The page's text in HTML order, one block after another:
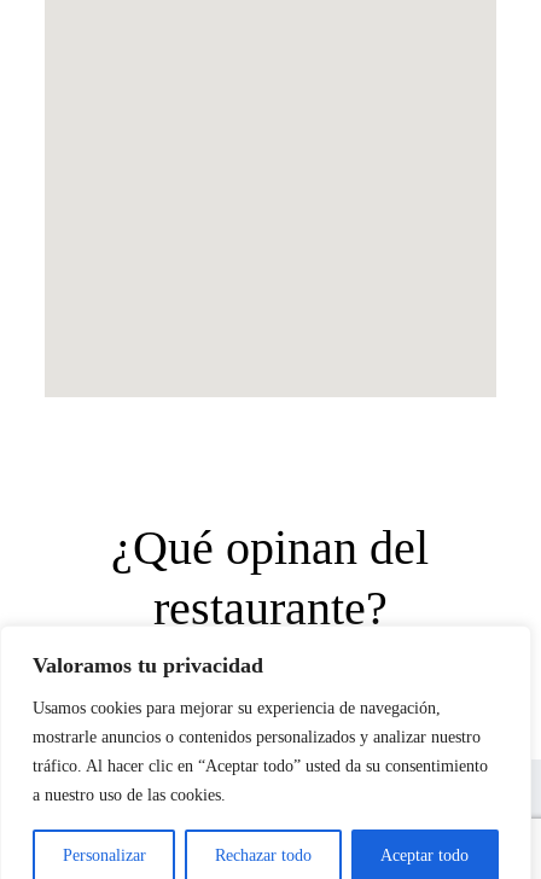
Valoramos tu privacidad
Usamos cookies para mejorar su experiencia de navegación,
mostrarle anuncios o contenidos personalizados y analizar nuestro
tráfico. Al hacer clic en “Aceptar todo” usted da su consentimiento
a nuestro uso de las cookies.
Personalizar Rechazar todo Aceptar todo
¿Qué opinan del
restaurante?
Delta Amadeo – Quienes somos
Aviso legal
Política de privacidad